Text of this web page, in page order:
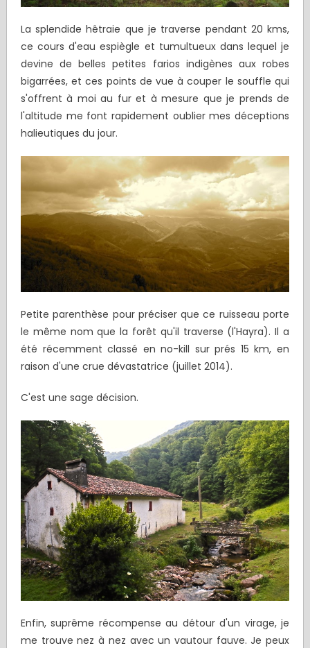
La splendide hêtraie que je traverse pendant 20 kms,
ce cours d'eau espiègle et tumultueux dans lequel je
devine de belles petites farios indigènes aux robes
bigarrées, et ces points de vue à couper le souffle qui
s'offrent à moi au fur et à mesure que je prends de
l'altitude me font rapidement oublier mes déceptions
halieutiques du jour.
Petite parenthèse pour préciser que ce ruisseau porte
le même nom que la forêt qu'il traverse (l'Hayra). Il a
été récemment classé en no-kill sur prés 15 km, en
raison d'une crue dévastatrice (juillet 2014).
C'est une sage décision.
Enfin, suprême récompense au détour d'un virage, je
me trouve nez à nez avec un vautour fauve. Je peux